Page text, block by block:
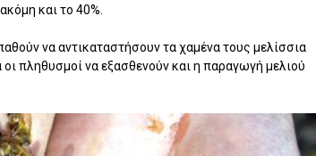
και το 40%.
να αντικαταστήσουν τα χαμένα τους μελίσσια
πληθυσμοί να εξασθενούν και η παραγωγή μελιού